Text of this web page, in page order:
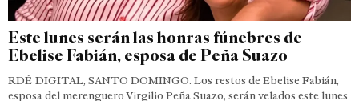
Este lunes serán las honras fúnebres de
Ebelise Fabián, esposa de Peña Suazo
RDÉ DIGITAL, SANTO DOMINGO. Los restos de Ebelise Fabián,
esposa del merenguero Virgilio Peña Suazo, serán velados este lunes